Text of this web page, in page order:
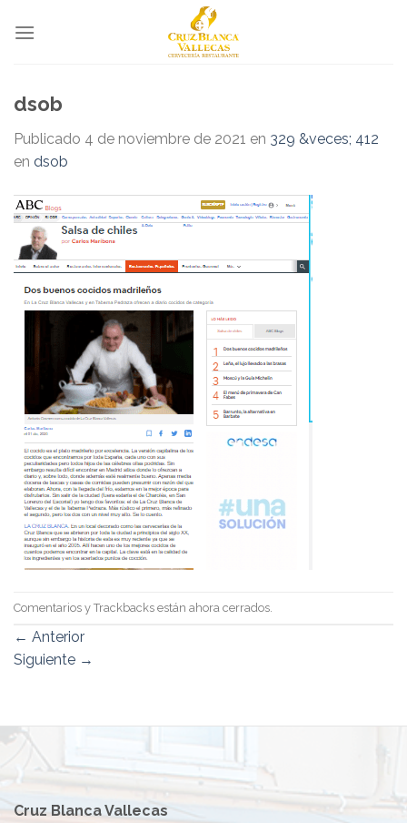
dsob
Publicado 4 de noviembre de 2021 en 329 &veces; 412
en dsob
Comentarios y Trackbacks están ahora cerrados.
← Anterior
Siguiente →
Cruz Blanca Vallecas